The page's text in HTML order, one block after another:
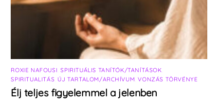
ROXIE NAFOUSI ,SPIRITUÁLIS TANÍTÓK/TANÍTÁSOK
SPIRITUALITÁS ÚJ TARTALOM/ARCHÍVUM ,VONZÁS TÖRVÉNYE
Élj teljes figyelemmel a jelenben